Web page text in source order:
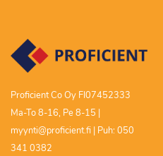
Proficient Co Oy FI07452333
Ma-To 8-16, Pe 8-15 |
myynti@proficient.fi | Puh: 050
341 0382